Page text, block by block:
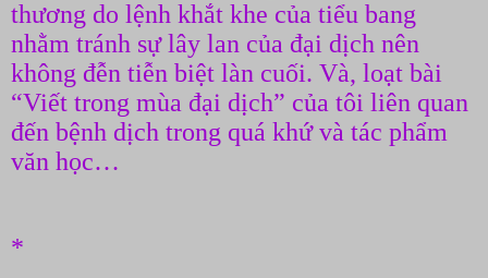
thương do lệnh khắt khe của tiểu bang
nhằm tránh sự lây lan của đại dịch nên
không đễn tiễn biệt làn cuối. Và, loạt bài
“Viết trong mùa đại dịch” của tôi liên quan
đến bệnh dịch trong quá khứ và tác phẩm
văn học…
*